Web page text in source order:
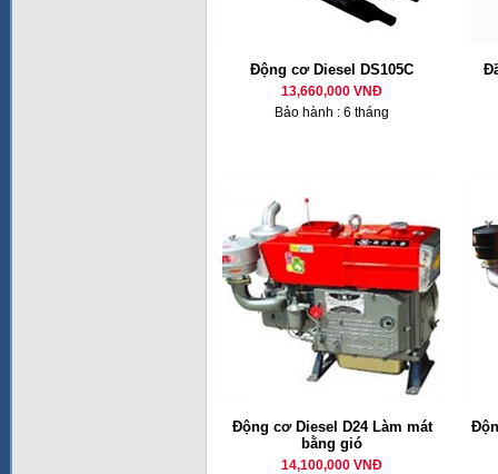
Động cơ Diesel DS105C
13,660,000 VNĐ
Bảo hành : 6 tháng
Động cơ Diesel D24 Làm mát
bằng gió
14,100,000 VNĐ